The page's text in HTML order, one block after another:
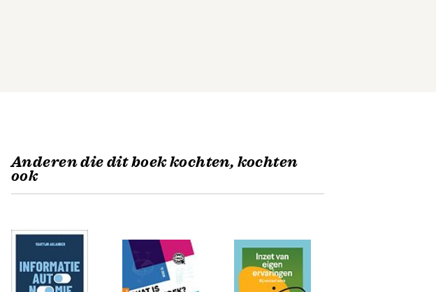
Anderen die dit boek kochten, kochten
ook